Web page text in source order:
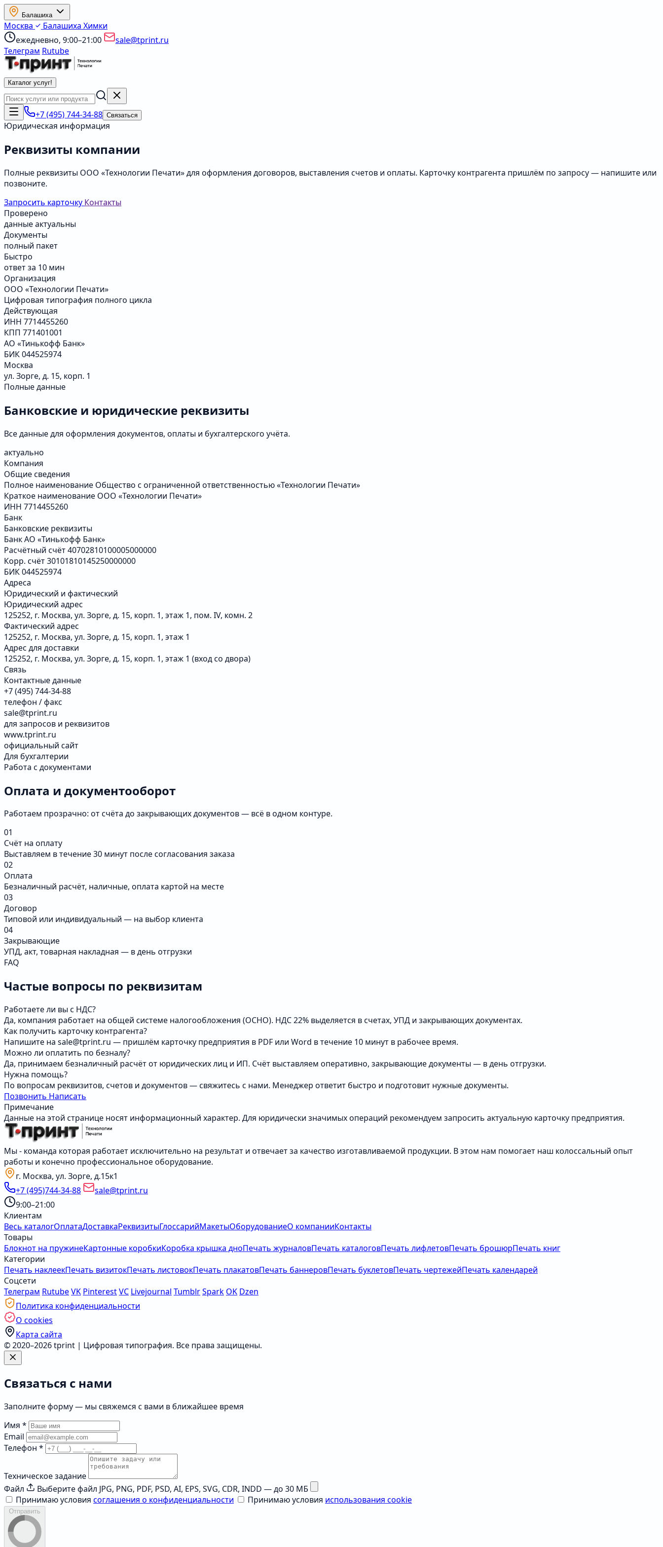
Балашиха
Москва Балашиха Химки
ежедневно, 9:00–21:00
sale@tprint.ru
Телеграм Rutube
Каталог услуг!
+7 (495) 744-34-88 Связаться
Юридическая информация
Реквизиты компании
Полные реквизиты ООО «Технологии Печати» для оформления договоров, выставления счетов и оплаты. Карточку контрагента пришлём по запросу — напишите или
позвоните.
Запросить карточку Контакты
Проверено
данные актуальны
Документы
полный пакет
Быстро
ответ за 10 мин
Организация
ООО «Технологии Печати»
Цифровая типография полного цикла
Действующая
ИНН 7714455260
КПП 771401001
АО «Тинькофф Банк»
БИК 044525974
Москва
ул. Зорге, д. 15, корп. 1
Полные данные
Банковские и юридические реквизиты
Все данные для оформления документов, оплаты и бухгалтерского учёта.
актуально
Компания
Общие сведения
Полное наименование Общество с ограниченной ответственностью «Технологии Печати»
Краткое наименование ООО «Технологии Печати»
ИНН 7714455260
Банк
Банковские реквизиты
БанкАО «Тинькофф Банк»
Расчётный счёт40702810100005000000
Корр. счёт30101810145250000000
БИК044525974
Адреса
Юридический и фактический
Юридический адрес
125252, г. Москва, ул. Зорге, д. 15, корп. 1, этаж 1, пом. IV, комн. 2
Фактический адрес
125252, г. Москва, ул. Зорге, д. 15, корп. 1, этаж 1
Адрес для доставки
125252, г. Москва, ул. Зорге, д. 15, корп. 1, этаж 1 (вход со двора)
Связь
Контактные данные
+7 (495) 744-34-88
телефон / факс
sale@tprint.ru
для запросов и реквизитов
www.tprint.ru
официальный сайт
Для бухгалтерии
Работа с документами
Оплата и документооборот
Работаем прозрачно: от счёта до закрывающих документов — всё в одном контуре.
01
Счёт на оплату
Выставляем в течение 30 минут после согласования заказа
02
Оплата
Безналичный расчёт, наличные, оплата картой на месте
03
Договор
Типовой или индивидуальный — на выбор клиента
04
Закрывающие
УПД, акт, товарная накладная — в день отгрузки
FAQ
Частые вопросы по реквизитам
Работаете ли вы с НДС?
Да, компания работает на общей системе налогообложения (ОСНО). НДС 22% выделяется в счетах, УПД и закрывающих документах.
Как получить карточку контрагента?
Напишите на sale@tprint.ru — пришлём карточку предприятия в PDF или Word в течение 10 минут в рабочее время.
Можно ли оплатить по безналу?
Да, принимаем безналичный расчёт от юридических лиц и ИП. Счёт выставляем оперативно, закрывающие документы — в день отгрузки.
Нужна помощь?
По вопросам реквизитов, счетов и документов — свяжитесь с нами. Менеджер ответит быстро и подготовит нужные документы.
Позвонить Написать
Примечание
Данные на этой странице носят информационный характер. Для юридически значимых операций рекомендуем запросить актуальную карточку предприятия.
Мы - команда которая работает исключительно на результат и отвечает за качество изготавливаемой продукции. В этом нам помогает наш колоссальный опыт
работы и конечно профессиональное оборудование.
г. Москва, ул. Зорге, д.15к1
+7 (495)744-34-88
sale@tprint.ru
9:00–21:00
Клиентам
Весь каталогОплатаДоставкаРеквизитыГлоссарийМакетыОборудованиеО компанииКонтакты
Товары
Блокнот на пружинеКартонные коробкиКоробка крышка дноПечать журналовПечать каталоговПечать лифлетовПечать брошюрПечать книг
Категории
Печать наклеекПечать визитокПечать листовокПечать плакатовПечать баннеровПечать буклетовПечать чертежейПечать календарей
Соцсети
Телеграм RutubeVK PinterestVC Livejournal TumblrSpark OK Dzen
Политика конфиденциальности
О cookies
Карта сайта
© 2020–2026 tprint | Цифровая типография. Все права защищены.
Связаться с нами
Заполните форму — мы свяжемся с вами в ближайшее время
Имя *
Email
Телефон *
Техническое задание
Файл
Выберите файл JPG, PNG, PDF, PSD, AI, EPS, SVG, CDR, INDD — до 30 МБ
Принимаю условия соглашения о конфиденциальности Принимаю условия использования cookie
Отправить